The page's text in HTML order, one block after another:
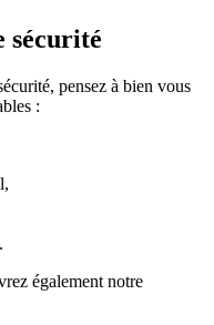
sécurité
pensez à bien vous
:
également notre